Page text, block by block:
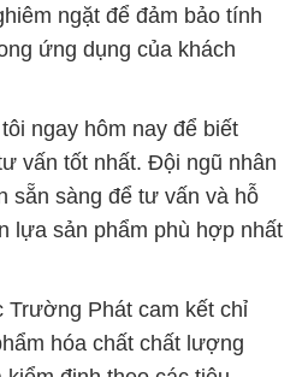
ngặt để đảm bảo tính
ứng dụng của khách
ngay hôm nay để biết
vấn tốt nhất. Đội ngũ nhân
sẵn sàng để tư vấn và hỗ
lựa sản phẩm phù hợp nhất
Trường Phát cam kết chỉ
hóa chất chất lượng